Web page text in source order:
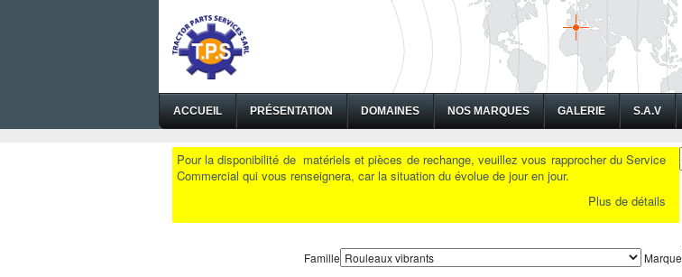
ACCUEIL PRÉSENTATION DOMAINES NOS MARQUES GALERIE S.A.V
Pour la disponibilité de matériels et pièces de rechange, veuillez vous rapprocher du Service
Commercial qui vous renseignera, car la situation du évolue de jour en jour.
Plus de détails
Famille Marque